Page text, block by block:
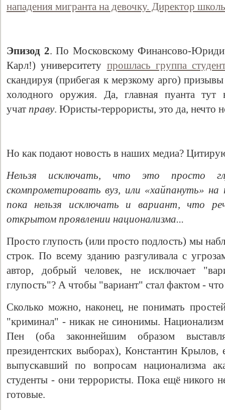
нападения мигранта на девочку. Директор
Эпизод 2. По Московскому Финансово-
Карл!) университету прошлась группа
скандируя (прибегая к мерзкому арго)
холодного оружия. Да, главная пуанта
учат праву. Юристы-террористы, это да, нечто
Но как подают новость в наших медиа?
Нельзя исключать, что это просто
скомпрометировать вуз, или «хайпануть»
пока нельзя исключать и вариант, что
открытом проявлении национализма...
Просто глупость (или просто подлость) мы
строк. По всему зданию разгуливала с
автор, добрый человек, не исключает
глупость"? А чтобы "вариант" стал фактом -
Сколько можно, наконец, не понимать
"криминал" - никак не синонимы.
Пен (оба законнейшим образом
президентских выборах), Константин Крылов,
выпускавший по вопросам национализма
студенты - они террористы. Пока ещё никого
готовые.
Свидетельство